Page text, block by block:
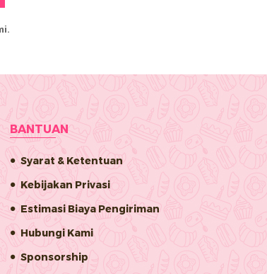
BANTUAN
Syarat & Ketentuan
Kebijakan Privasi
Estimasi Biaya Pengiriman
Hubungi Kami
Sponsorship